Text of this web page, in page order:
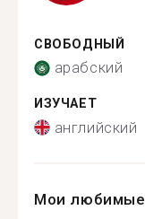
СВОБОДНЫЙ
арабский
ИЗУЧАЕТ
английский
Мои любимые